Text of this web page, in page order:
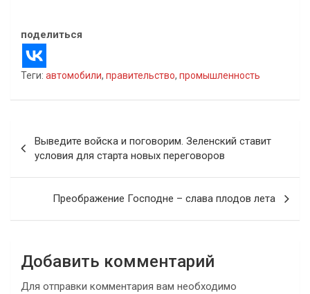
поделиться
Теги: автомобили, правительство, промышленность
по
записям
Выведите войска и поговорим. Зеленский ставит
условия для старта новых переговоров
Преображение Господне – слава плодов лета
Добавить комментарий
Для отправки комментария вам необходимо